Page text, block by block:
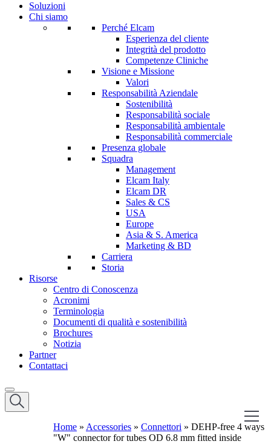
Soluzioni
Chi siamo
Perché Elcam
Esperienza del cliente
Integrità del prodotto
Competenze Cliniche
Visione e Missione
Valori
Responsabilità Aziendale
Sostenibilità
Responsabilità sociale
Responsabilità ambientale
Responsabilità commerciale
Presenza globale
Squadra
Management
Elcam Italy
Elcam DR
Sales & CS
USA
Europe
Asia & S. America
Marketing & BD
Carriera
Storia
Risorse
Centro di Conoscenza
Acronimi
Terminologia
Documenti di qualità e sostenibilità
Brochures
Notizia
Partner
Contattaci
Home » Accessories » Connettori » DEHP-free 4 ways
"W" connector for tubes OD 6.8 mm fitted inside